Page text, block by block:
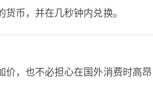
币，并在几秒钟内兑换。
价，也不必担心在国外消费时高昂